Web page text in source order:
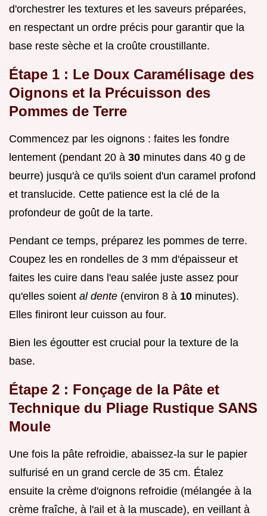
d'orchestrer les textures et les saveurs préparées,
en respectant un ordre précis pour garantir que la
base reste sèche et la croûte croustillante.
Étape 1 : Le Doux Caramélisage des
Oignons et la Précuisson des
Pommes de Terre
Commencez par les oignons : faites les fondre
lentement (pendant 20 à 30 minutes dans 40 g de
beurre) jusqu'à ce qu'ils soient d'un caramel profond
et translucide. Cette patience est la clé de la
profondeur de goût de la tarte.
Pendant ce temps, préparez les pommes de terre.
Coupez les en rondelles de 3 mm d'épaisseur et
faites les cuire dans l'eau salée juste assez pour
qu'elles soient al dente (environ 8 à 10 minutes).
Elles finiront leur cuisson au four.
Bien les égoutter est crucial pour la texture de la
base.
Étape 2 : Fonçage de la Pâte et
Technique du Pliage Rustique SANS
Moule
Une fois la pâte refroidie, abaissez-la sur le papier
sulfurisé en un grand cercle de 35 cm. Étalez
ensuite la crème d'oignons refroidie (mélangée à la
crème fraîche, à l'ail et à la muscade), en veillant à